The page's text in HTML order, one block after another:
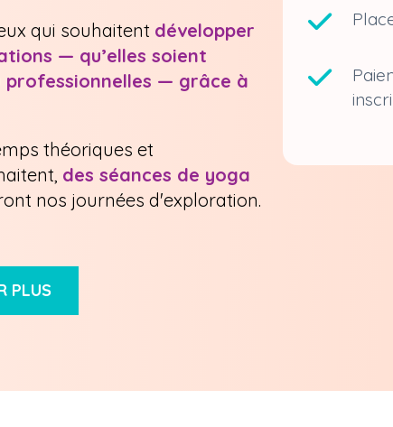
qui souhaitent développer
— qu’elles soient
professionnelles — grâce à
théoriques et
des séances de yoga
nos journées d'exploration.
PLUS